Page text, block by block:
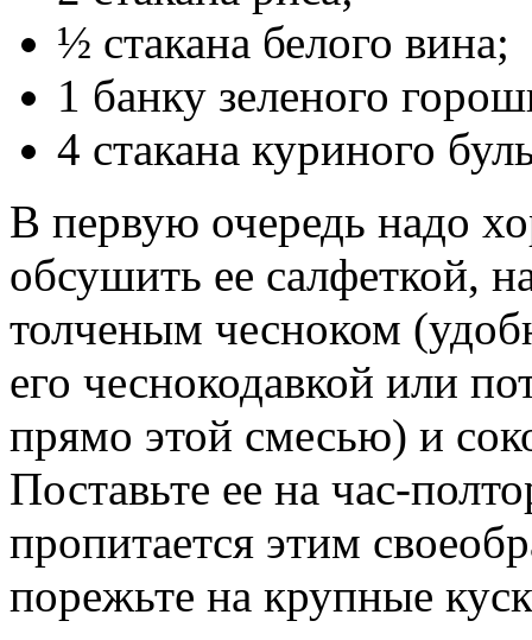
½ стакана белого вина;
1 банку зеленого
4 стакана куриного
В первую очередь надо
обсушить ее салфеткой,
толченым чесноком
его чеснокодавкой или
прямо этой смесью) и
Поставьте ее на час-
пропитается этим
порежьте на крупные